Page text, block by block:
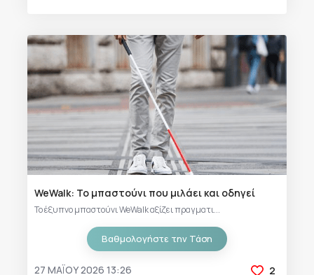
WeWalk: Το μπαστούνι που μιλάει και οδηγεί
Το έξυπνο μπαστούνι WeWalk αξίζει πραγματι...
Βαθμολογήστε την Τάση
27 ΜΑΪ́ΟΥ 2026 13:26 2